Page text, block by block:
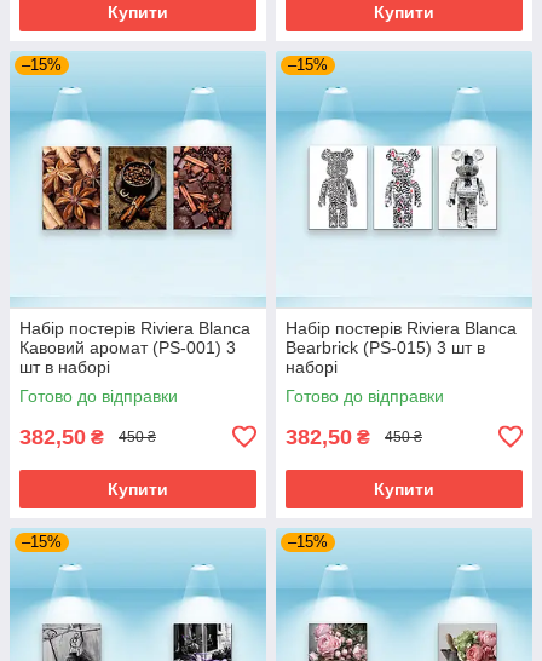
Купити Купити
–15%
Набір постерів Riviera Blanca
Кавовий аромат (PS-001) 3
шт в наборі
Готово до відправки
382,50 ₴ 450 ₴
Купити
–15%
Набір постерів Riviera Blanca
Bearbrick (PS-015) 3 шт в
наборі
Готово до відправки
382,50 ₴ 450 ₴
Купити
–15% –15%